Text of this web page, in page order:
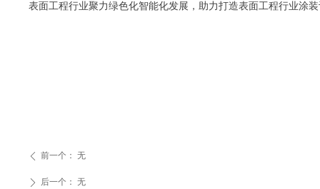
表面工程行业聚力绿色化智能化发展，助力打造表面工程行业涂
ꄴ 前一个： 无
ꄲ 后一个： 无